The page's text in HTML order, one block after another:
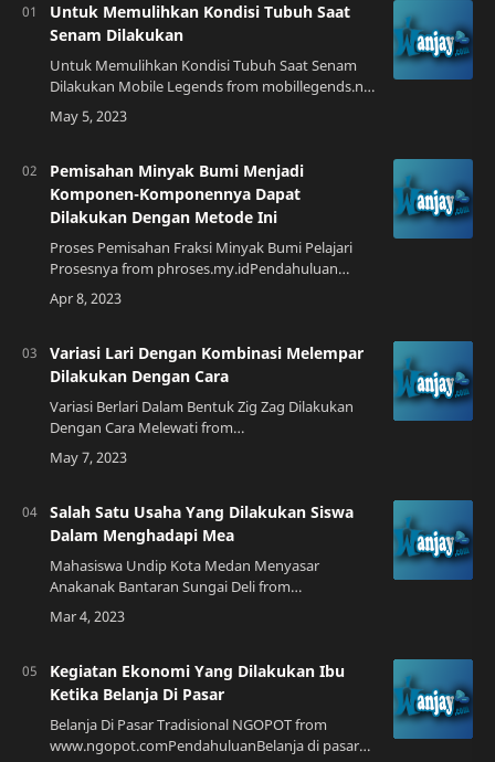
Untuk Memulihkan Kondisi Tubuh Saat
Senam Dilakukan
Untuk Memulihkan Kondisi Tubuh Saat Senam
Dilakukan Mobile Legends from mobillegends.net
Senam sebagai Olahraga Rutin Senam menjadi
salah satu olahraga yang paling banyak dimin…
Pemisahan Minyak Bumi Menjadi
Komponen-Komponennya Dapat
Dilakukan Dengan Metode Ini
Proses Pemisahan Fraksi Minyak Bumi Pelajari
Prosesnya from phroses.my.idPendahuluan
Minyak bumi merupakan salah satu sumber daya
alam yang paling berharga di dunia. Minyak
Variasi Lari Dengan Kombinasi Melempar
Dilakukan Dengan Cara
Variasi Berlari Dalam Bentuk Zig Zag Dilakukan
Dengan Cara Melewati from
asriportal.comPendahuluanSeperti yang kita
ketahui, lari adalah salah satu olahraga yang
Salah Satu Usaha Yang Dilakukan Siswa
Dalam Menghadapi Mea
Mahasiswa Undip Kota Medan Menyasar
Anakanak Bantaran Sungai Deli from
www.kompasiana.com Pendahuluan MEP
(Masyarakat Ekonomi ASEAN) atau ASEAN
Kegiatan Ekonomi Yang Dilakukan Ibu
Ketika Belanja Di Pasar
Belanja Di Pasar Tradisional NGOPOT from
www.ngopot.comPendahuluanBelanja di pasar